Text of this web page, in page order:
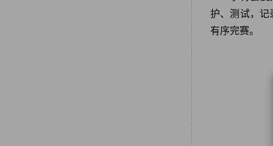
护、测试，记
有序完赛。